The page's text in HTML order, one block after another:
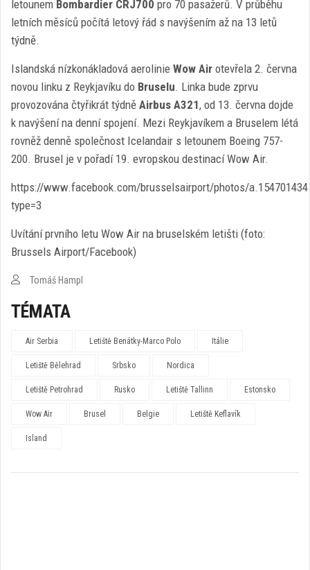
letounem Bombardier CRJ700 pro 70 pasažerů. V průběhu
letních měsíců počítá letový řád s navýšením až na 13 letů
týdně.
Islandská nízkonákladová aerolinie Wow Air otevřela 2. června
novou linku z Reykjavíku do Bruselu. Linka bude zprvu
provozována čtyřikrát týdně Airbus A321, od 13. června dojde
k navýšení na denní spojení. Mezi Reykjavíkem a Bruselem létá
rovněž denně společnost Icelandair s letounem Boeing 757-
200. Brusel je v pořadí 19. evropskou destinací Wow Air.
https://www.facebook.com/brusselsairport/photos/
type=3
Uvítání prvního letu Wow Air na bruselském letišti (foto:
Brussels Airport/Facebook)
Tomáš Hampl
TÉMATA
Air Serbia Letiště Benátky-Marco Polo Itálie
Letiště Bělehrad Srbsko Nordica
Letiště Petrohrad Rusko Letiště Tallinn Estonsko
Wow Air Brusel Belgie Letiště Keflavík
Island